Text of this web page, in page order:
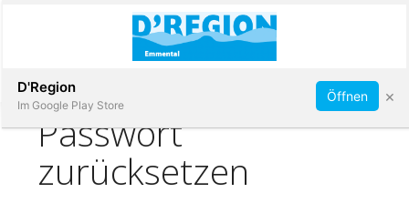
Immobilien
Abonnieren
D'Region
Im Google Play Store
Öffnen ×